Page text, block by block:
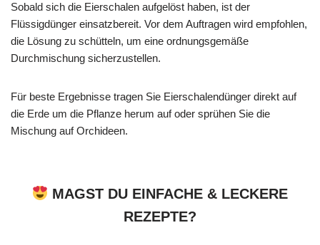
Sobald sich die Eierschalen aufgelöst haben, ist der
Flüssigdünger einsatzbereit. Vor dem Auftragen wird empfohlen,
die Lösung zu schütteln, um eine ordnungsgemäße
Durchmischung sicherzustellen.
Für beste Ergebnisse tragen Sie Eierschalendünger direkt auf
die Erde um die Pflanze herum auf oder sprühen Sie die
Mischung auf Orchideen.
MAGST DU EINFACHE & LECKERE
REZEPTE?